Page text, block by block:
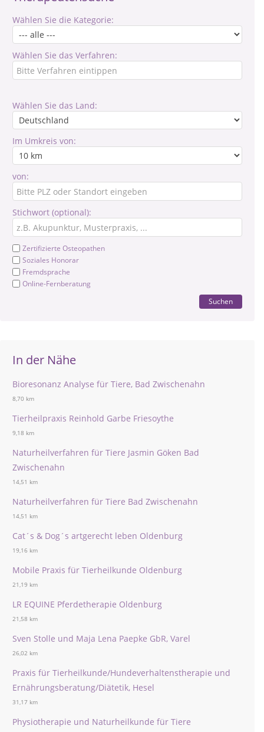
Wählen Sie die Kategorie:
Wählen Sie das Verfahren:
Wählen Sie das Land:
Im Umkreis von:
von:
Stichwort (optional):
Zertifizierte Osteopathen
Soziales Honorar
Fremdsprache
Online-Fernberatung
Suchen
In der Nähe
Bioresonanz Analyse für Tiere, Bad Zwischenahn
8,70 km
Tierheilpraxis Reinhold Garbe Friesoythe
9,18 km
Naturheilverfahren für Tiere Jasmin Göken Bad
Zwischenahn
14,51 km
Naturheilverfahren für Tiere Bad Zwischenahn
14,51 km
Cat´s & Dog´s artgerecht leben Oldenburg
19,16 km
Mobile Praxis für Tierheilkunde Oldenburg
21,19 km
LR EQUINE Pferdetherapie Oldenburg
21,58 km
Sven Stolle und Maja Lena Paepke GbR, Varel
26,02 km
Praxis für Tierheilkunde/Hundeverhaltenstherapie und
Ernährungsberatung/Diätetik, Hesel
31,17 km
Physiotherapie und Naturheilkunde für Tiere